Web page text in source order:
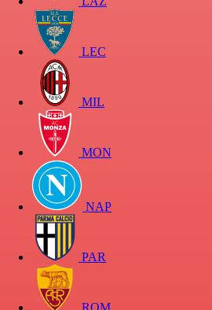
LEC
MIL
MON
NAP
PAR
ROM